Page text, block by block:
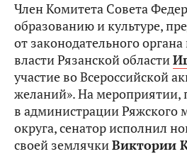
Член Комитета Совета
образованию и культуре,
от законодательного
власти Рязанской области
участие во Всероссийской
желаний». На
в администрации Ряжского
округа, сенатор исполнил
своей землячкиВиктории